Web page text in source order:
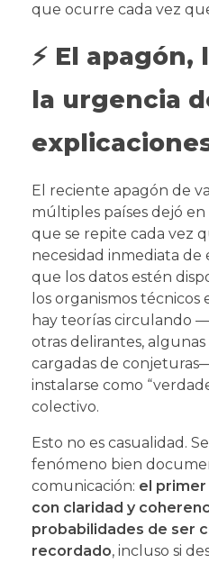
que ocurre cada vez
⚡ El
la urgencia
El reciente apagón de
múltiples países dejó
que se repite cada vez
necesidad inmediata de
que los datos estén
los organismos técnicos
hay teorías circulando
otras delirantes,
cargadas de
instalarse como
colectivo.
Esto no es casualidad.
fenómeno bien
comunicación: el
con claridad y
probabilidades de ser
recordado, incluso si